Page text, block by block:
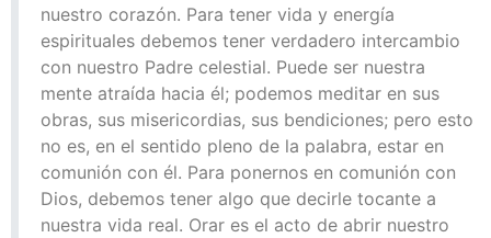
nuestro corazón. Para tener vida y energía
espirituales debemos tener verdadero intercambio
con nuestro Padre celestial. Puede ser nuestra
mente atraída hacia él; podemos meditar en sus
obras, sus misericordias, sus bendiciones; pero esto
no es, en el sentido pleno de la palabra, estar en
comunión con él. Para ponernos en comunión con
Dios, debemos tener algo que decirle tocante a
nuestra vida real. Orar es el acto de abrir nuestro